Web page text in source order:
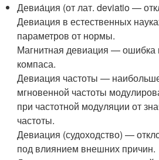
Девиа́ция (от лат. deviatio —
Девиация в естественных
параметров от нормы.
Магнитная девиация — ошибка
компаса.
Девиация частоты —
мгновенной частоты
при частотной модуляции от
частоты.
Девиация (судоходство) —
под влиянием внешних причин.